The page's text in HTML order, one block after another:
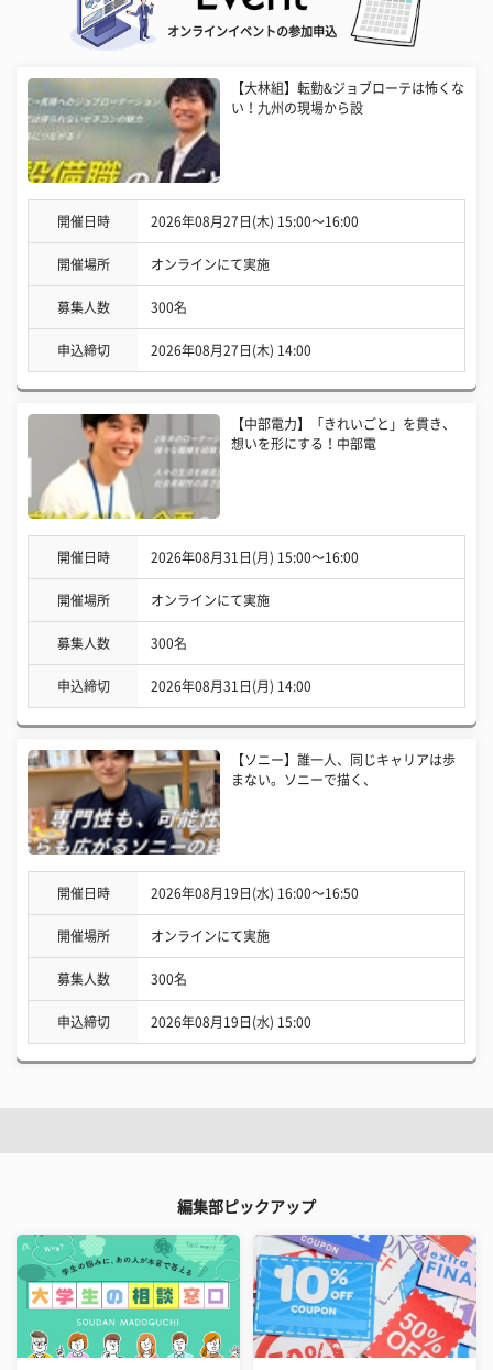
オンラインイベントの参加申込
【大林組】転勤&ジョブローテは怖くな
い！九州の現場から設
開催日時 2026年08月27日(木) 15:00〜16:00
開催場所 オンラインにて実施
募集人数 300名
申込締切 2026年08月27日(木) 14:00
【中部電力】「きれいごと」を貫き、
想いを形にする！中部電
開催日時 2026年08月31日(月) 15:00〜16:00
開催場所 オンラインにて実施
募集人数 300名
申込締切 2026年08月31日(月) 14:00
【ソニー】誰一人、同じキャリアは歩
まない。ソニーで描く、
開催日時 2026年08月19日(水) 16:00〜16:50
開催場所 オンラインにて実施
募集人数 300名
申込締切 2026年08月19日(水) 15:00
編集部ピックアップ